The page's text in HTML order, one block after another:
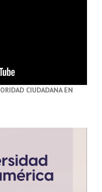
CIUDADANA EN